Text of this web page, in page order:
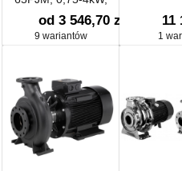
n=2900/min
od 3 546,70 zł
9 wariantów
11
1